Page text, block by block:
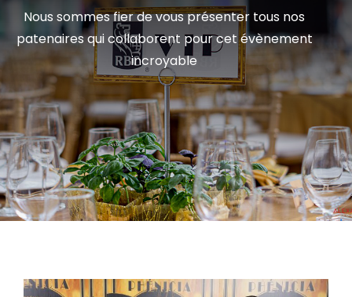
Nous sommes fier de vous présenter tous nos
patenaires qui collaborent pour cet évènement
incroyable